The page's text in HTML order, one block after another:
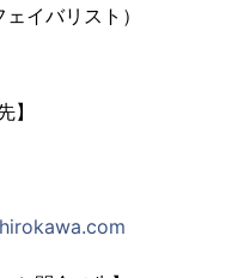
イバリスト）
】